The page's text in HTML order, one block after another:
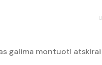
galima montuoti atskirai